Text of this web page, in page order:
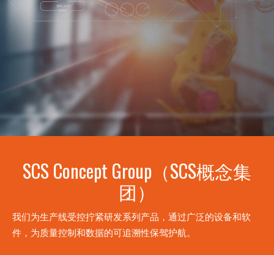
SCS Concept Group（SCS概念集
团）
我们为生产线受控拧紧研发系列产品，通过广泛的设备和软
件，为质量控制和数据的可追溯性保驾护航。